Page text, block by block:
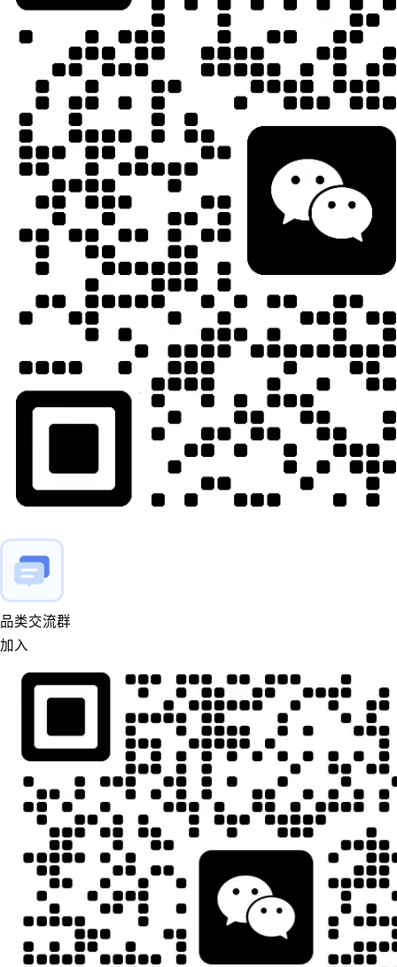
品类交流群
加入